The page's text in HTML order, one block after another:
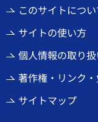
このサイトについ
サイトの使い方
個人情報の取り
著作権・リンク
サイトマップ